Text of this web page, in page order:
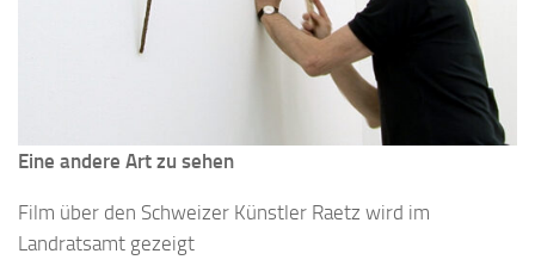
Eine andere Art zu sehen
Film über den Schweizer Künstler Raetz wird im
Landratsamt gezeigt